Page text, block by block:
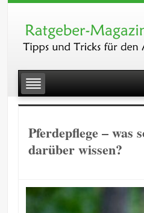
Pferdepflege – was
darüber wissen?